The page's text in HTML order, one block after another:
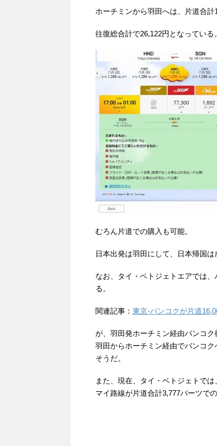
ホーチミンから羽田へは、片道合計
往復総合計で26,122円となっている。
むろん片道での購入も可能。
日本出発は羽田にして、日本帰国
なお、タイ・ベトジェトエアでは
る。
関連記事： 東京‐バンコクが片道
が、羽田発ホーチミン経由バンコク
羽田からホーチミン経由でバンコ
そうだ。
また、現在、タイ・ベトジェトで
マイ路線が片道合計3,777バーツで